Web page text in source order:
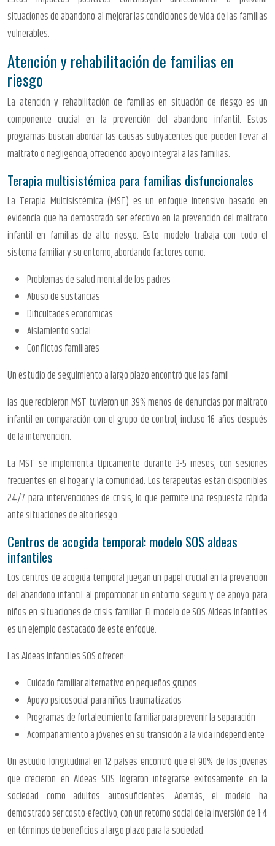
situaciones de abandono al mejorar las condiciones de vida de las familias
vulnerables.
Atención y rehabilitación de familias en
riesgo
La atención y rehabilitación de familias en situación de riesgo es un
componente crucial en la prevención del abandono infantil. Estos
programas buscan abordar las causas subyacentes que pueden llevar al
maltrato o negligencia, ofreciendo apoyo integral a las familias.
Terapia multisistémica para familias disfuncionales
La Terapia Multisistémica (MST) es un enfoque intensivo basado en
evidencia que ha demostrado ser efectivo en la prevención del maltrato
infantil en familias de alto riesgo. Este modelo trabaja con todo el
sistema familiar y su entorno, abordando factores como:
Problemas de salud mental de los padres
Abuso de sustancias
Dificultades económicas
Aislamiento social
Conflictos familiares
Un estudio de seguimiento a largo plazo encontró que las famil
ias que recibieron MST tuvieron un 39% menos de denuncias por maltrato
infantil en comparación con el grupo de control, incluso 16 años después
de la intervención.
La MST se implementa típicamente durante 3-5 meses, con sesiones
frecuentes en el hogar y la comunidad. Los terapeutas están disponibles
24/7 para intervenciones de crisis, lo que permite una respuesta rápida
ante situaciones de alto riesgo.
Centros de acogida temporal: modelo SOS aldeas
infantiles
Los centros de acogida temporal juegan un papel crucial en la prevención
del abandono infantil al proporcionar un entorno seguro y de apoyo para
niños en situaciones de crisis familiar. El modelo de SOS Aldeas Infantiles
es un ejemplo destacado de este enfoque.
Las Aldeas Infantiles SOS ofrecen:
Cuidado familiar alternativo en pequeños grupos
Apoyo psicosocial para niños traumatizados
Programas de fortalecimiento familiar para prevenir la separación
Acompañamiento a jóvenes en su transición a la vida independiente
Un estudio longitudinal en 12 países encontró que el 90% de los jóvenes
que crecieron en Aldeas SOS lograron integrarse exitosamente en la
sociedad como adultos autosuficientes. Además, el modelo ha
demostrado ser costo-efectivo, con un retorno social de la inversión de 1:4
en términos de beneficios a largo plazo para la sociedad.